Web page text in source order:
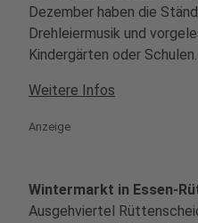
Dezember haben die
Drehleiermusik und
Kindergärten oder Schulen.
Weitere Infos
Anzeige
Wintermarkt in Essen-
Ausgehviertel